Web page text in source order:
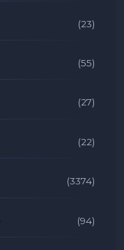
(23)
(55)
(27)
(22)
(3374)
(94)